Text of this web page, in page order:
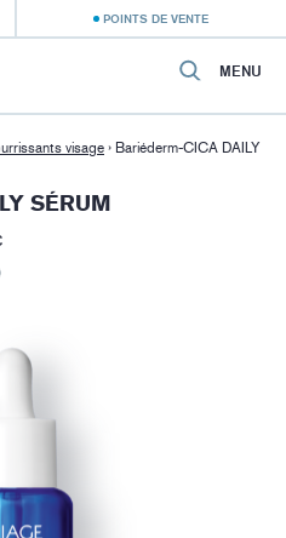
POINTS DE VENTE
MENU
visage › Bariéderm-CICA DAILY
SÉRUM